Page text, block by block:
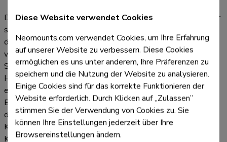
Der MOVE Lift Trolley verfügt über praktische Griffe und vier
solide 10 cm große, feststellbare Doppellaufrollen, mit
denen Sie das Bodenstativ überallhin bewegen und
verwenden können. Dank der großen Lenkrollen stellen
Schwellen oder Teppichböden für den FL55-875BL1 keine
Herausforderung dar. Der offene Radstand ermöglicht einen
einfachen Zugriff auf das (Touch-)Display und erleichtert das
Bewegen um Objekte herum. Der mitgelieferte Kabelkanal,
der optional installiert werden kann, verbirgt und führt die
Kabel vom Standfuß zum Bildschirm. Eine praktische
Kabelführungshalterung an der Rückseite des Wagens sorgt
Diese Website verwendet Cookies
Neomounts.com verwendet Cookies, um Ihre Erfahrung
auf unserer Website zu verbessern. Diese Cookies
ermöglichen es uns unter anderem, Ihre Präferenzen zu
speichern und die Nutzung der Website zu analysieren.
Einige Cookies sind für das korrekte Funktionieren der
Website erforderlich. Durch Klicken auf „Zulassen”
stimmen Sie der Verwendung von Cookies zu. Sie
können Ihre Einstellungen jederzeit über Ihre
Browsereinstellungen ändern.